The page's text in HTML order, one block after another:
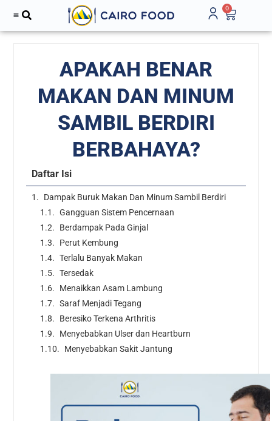
0
APAKAH BENAR
MAKAN DAN MINUM
SAMBIL BERDIRI
BERBAHAYA?
Daftar Isi
Dampak Buruk Makan Dan Minum Sambil Berdiri
Gangguan Sistem Pencernaan
Berdampak Pada Ginjal
Perut Kembung
Terlalu Banyak Makan
Tersedak
Menaikkan Asam Lambung
Saraf Menjadi Tegang
Beresiko Terkena Arthritis
Menyebabkan Ulser dan Heartburn
Menyebabkan Sakit Jantung